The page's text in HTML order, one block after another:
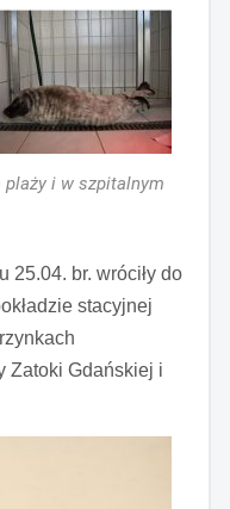
plaży i w szpitalnym
25.04. br. wróciły do
stacyjnej
Zatoki Gdańskiej i